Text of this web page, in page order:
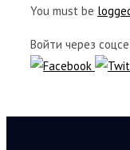
You must be
Войти через